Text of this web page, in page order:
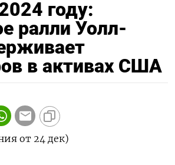
году:
ралли Уолл-
в активах США
от 24 дек)